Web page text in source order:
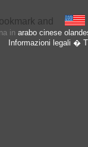
in arabo cinese
Informazioni legali �